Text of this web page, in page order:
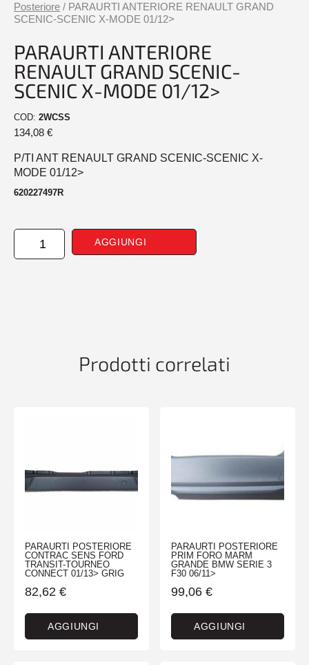
Posteriore / PARAURTI ANTERIORE RENAULT GRAND
SCENIC-SCENIC X-MODE 01/12>
PARAURTI ANTERIORE
RENAULT GRAND SCENIC-
SCENIC X-MODE 01/12>
COD: 2WCSS
134,08 €
P/TI ANT RENAULT GRAND SCENIC-SCENIC X-
MODE 01/12>
620227497R
PARAURTI
ANTERIORE
AGGIUNGI
Prodotti correlati
PARAURTI POSTERIORE
CONTRAC SENS FORD
TRANSIT-TOURNEO
CONNECT 01/13> GRIG
82,62 €
AGGIUNGI
PARAURTI POSTERIORE
PRIM FORO MARM
GRANDE BMW SERIE 3
F30 06/11>
99,06 €
AGGIUNGI